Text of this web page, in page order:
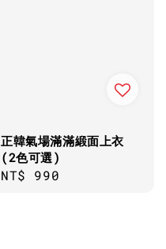
正韓氣場滿滿緞面上衣
(2色可選)
Regular
NT$ 990